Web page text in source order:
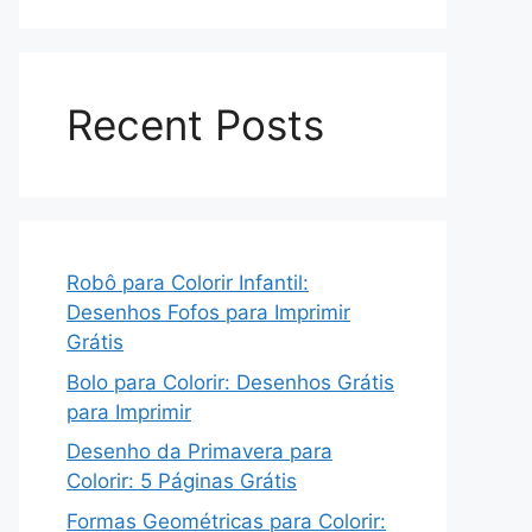
Recent Posts
Robô para Colorir Infantil:
Desenhos Fofos para Imprimir
Grátis
Bolo para Colorir: Desenhos Grátis
para Imprimir
Desenho da Primavera para
Colorir: 5 Páginas Grátis
Formas Geométricas para Colorir: